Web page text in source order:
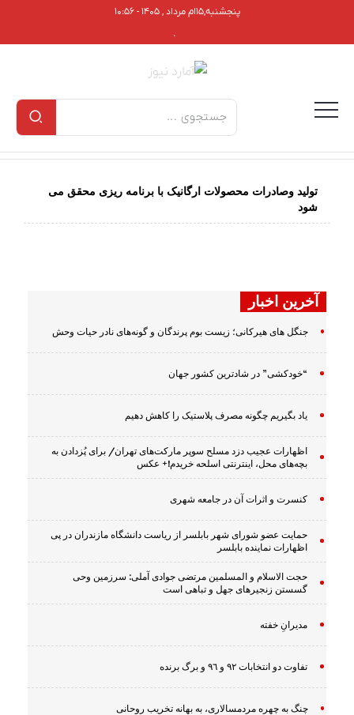
پنجشنبه,۱۵ام مرداد , ۱۴۰۵ - ۱۰:۵۶
.
تولید وصادرات محصولات ارگانیک با برنامه ریزی محقق می
شود
آخرین اخبار
جنگل های هیرکانی؛ زیست بوم پرندگان و گونه‌های نادر حیات وحش
“خودکشی” در شادترین کشور جهان
یاد بگیریم چگونه مصرف پلاستیک را کاهش دهیم
اظهارات عجیب دزد مسلح سوپر مارکت‌های تهران/ برای پُزدادن به
بچه‌های محل، اینترنتی اسلحه خریدم!+ عکس
کنسرت و اثرات آن در جامعه شهری
حمایت عضو شورای شهر بابلسر از ریاست دانشگاه مازندران در پی
اظهارات نماینده بابلسر
حجت الاسلام و المسلمین مرتضی جوادی آملی: سرزمین وحى
گسستن زنجیرهاى جهل و تباهى است
مدیرانِ خفته
تفاوت دو انتخابات ٩٢ و ٩٦ و برگ برنده
چنگ به چهره مردمسالاری، به بهانه تخریب روحانی